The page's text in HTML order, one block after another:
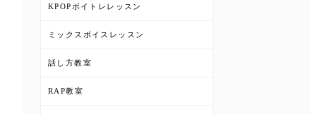
KPOPボイトレレッスン
ミックスボイスレッスン
話し方教室
RAP教室